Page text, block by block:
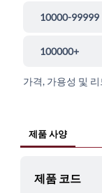
10000-99999
100000+
가격, 가용성 및
제품 사양
제품 코드